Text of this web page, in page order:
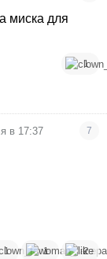
миска для
1
в 17:37 7
1 1 2